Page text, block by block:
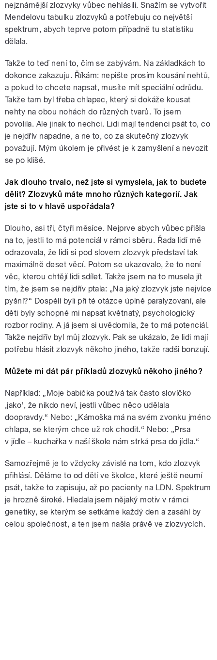
nejznámější zlozvyky vůbec nehlásili. Snažím se vytvořit
Mendelovu tabulku zlozvyků a potřebuju co největší
spektrum, abych teprve potom případně tu statistiku
dělala.
Takže to teď není to, čím se zabývám. Na základkách to
dokonce zakazuju. Říkám: nepište prosím kousání nehtů,
a pokud to chcete napsat, musíte mít speciální odrůdu.
Takže tam byl třeba chlapec, který si dokáže kousat
nehty na obou nohách do různých tvarů. To jsem
povolila. Ale jinak to nechci. Lidi mají tendenci psát to, co
je nejdřív napadne, a ne to, co za skutečný zlozvyk
považují. Mým úkolem je přivést je k zamyšlení a nevozit
se po klišé.
Jak dlouho trvalo, než jste si vymyslela, jak to budete
dělit? Zlozvyků máte mnoho různých kategorií. Jak
jste si to v hlavě uspořádala?
Dlouho, asi tři, čtyři měsíce. Nejprve abych vůbec přišla
na to, jestli to má potenciál v rámci sběru. Řada lidí mě
odrazovala, že lidi si pod slovem zlozvyk představí tak
maximálně deset věcí. Potom se ukazovalo, že to není
věc, kterou chtějí lidi sdílet. Takže jsem na to musela jít
tím, že jsem se nejdřív ptala: „Na jaký zlozvyk jste nejvíce
pyšní?“ Dospělí byli při té otázce úplně paralyzovaní, ale
děti byly schopné mi napsat květnatý, psychologický
rozbor rodiny. A já jsem si uvědomila, že to má potenciál.
Takže nejdřív byl můj zlozvyk. Pak se ukázalo, že lidi mají
potřebu hlásit zlozvyk někoho jiného, takže radši bonzují.
Můžete mi dát pár příkladů zlozvyků někoho jiného?
Například: „Moje babička používá tak často slovíčko
‚jako‘, že nikdo neví, jestli vůbec něco udělala
doopravdy.“ Nebo: „Kámoška má na svém zvonku jméno
chlapa, se kterým chce už rok chodit.“ Nebo: „Prsa
v jídle – kuchařka v naší škole nám strká prsa do jídla.“
Samozřejmě je to vždycky závislé na tom, kdo zlozvyk
přihlásí. Děláme to od dětí ve školce, které ještě neumí
psát, takže to zapisuju, až po pacienty na LDN. Spektrum
je hrozně široké. Hledala jsem nějaký motiv v rámci
genetiky, se kterým se setkáme každý den a zasáhl by
celou společnost, a ten jsem našla právě ve zlozvycích.